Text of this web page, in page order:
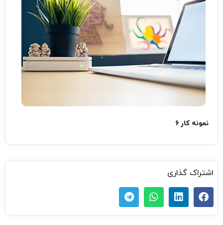
نمونه کار 6
اشتراک گذاری